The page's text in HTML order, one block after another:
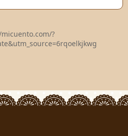
?